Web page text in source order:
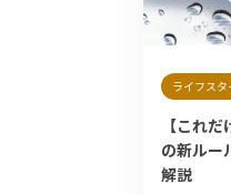
ライフスタ
【これ
の新ルー
解説